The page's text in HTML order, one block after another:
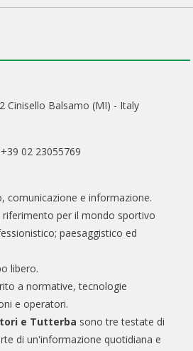
Cinisello Balsamo (MI) - Italy
02 23055769
comunicazione e informazione.
riferimento per il mondo sportivo
paesaggistico ed
libero.
a normative, tecnologie
e operatori.
e Tutterba sono tre testate di
di un'informazione quotidiana e